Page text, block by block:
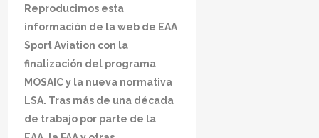
Reproducimos esta
información de la web de EAA
Sport Aviation con la
finalización del programa
MOSAIC y la nueva normativa
LSA. Tras más de una década
de trabajo por parte de la